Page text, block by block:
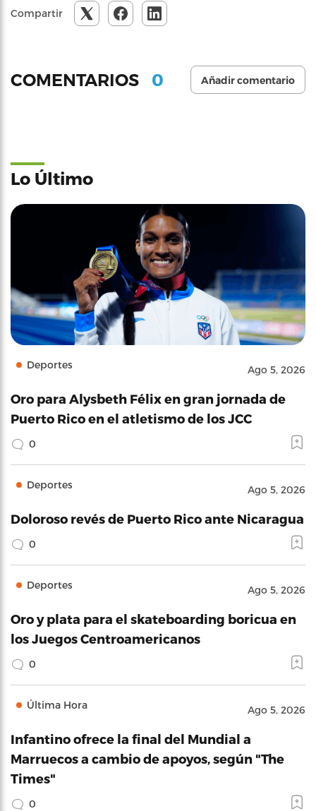
Compartir
COMENTARIOS 0 Añadir comentario
Lo Último
Deportes Ago 5, 2026
Oro para Alysbeth Félix en gran jornada de
Puerto Rico en el atletismo de los JCC
0
Deportes Ago 5, 2026
Doloroso revés de Puerto Rico ante Nicaragua
0
Deportes Ago 5, 2026
Oro y plata para el skateboarding boricua en
los Juegos Centroamericanos
0
Última Hora Ago 5, 2026
Infantino ofrece la final del Mundial a
Marruecos a cambio de apoyos, según "The
Times"
0